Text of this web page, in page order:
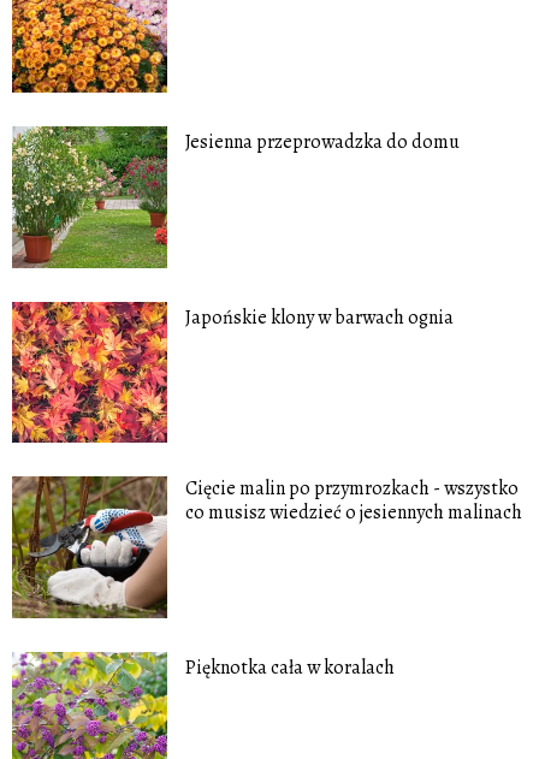
Jesienna przeprowadzka do domu
Japońskie klony w barwach ognia
Cięcie malin po przymrozkach - wszystko
co musisz wiedzieć o jesiennych malinach
Pięknotka cała w koralach